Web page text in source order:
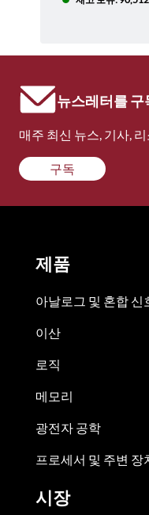
뉴스레터를
매주 최신 뉴스, 기사,
구독
제품
아날로그 및 혼합 신
이산
로직
메모리
광전자 공학
프로세서 및 주변 장
시장